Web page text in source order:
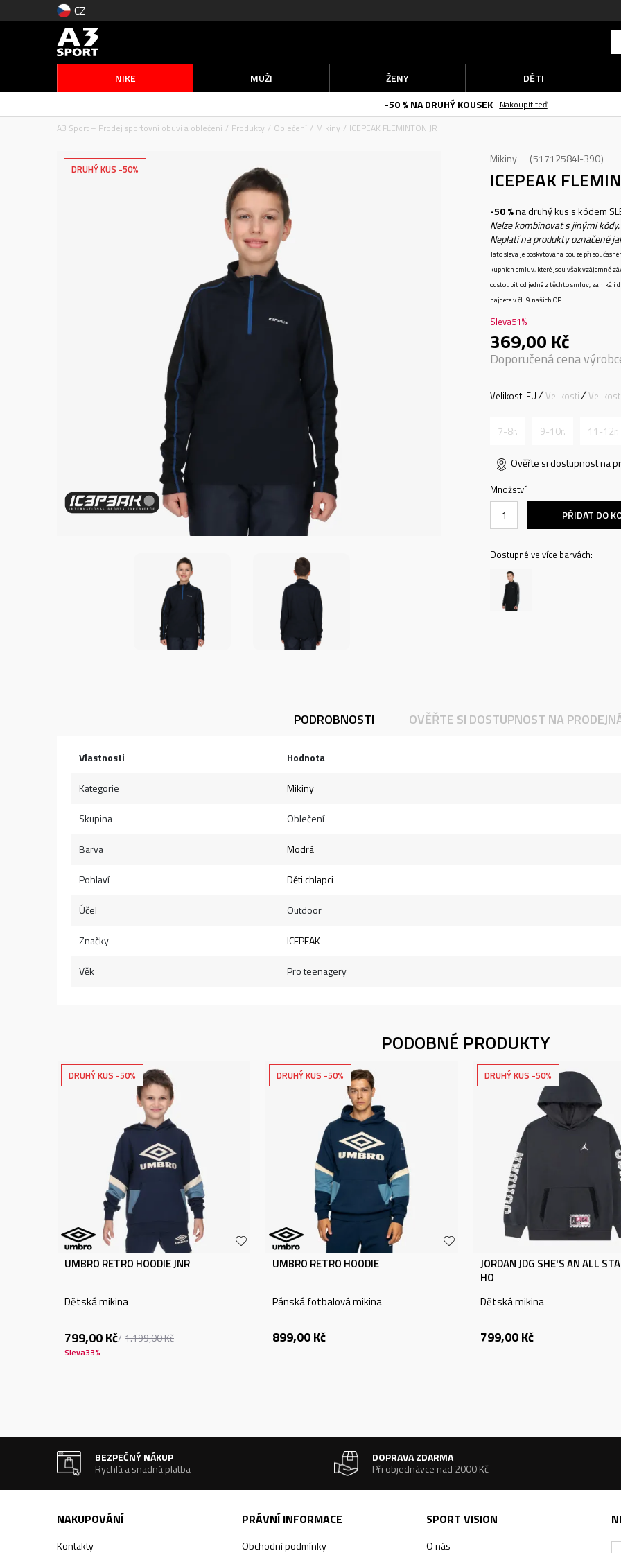
CZ
NIKE MUŽI ŽENY
DĚTI
-50 % NA DRUHÝ KOUSEK
Nakoupit teď
A3 Sport – Prodej sportovní obuvi a oblečení
Produkty Oblečení Mikiny ICEPEAK FLEMINTON JR
DRUHÝ KUS -50%
Mikiny 51712584I-390
ICEPEAK
-50 %na druhý kus s kódem
Nelze kombinovat s jinými kódy.
Neplatí na produkty označené
Tato sleva je poskytována pouze při
kupních smluv, které jsou však vzájemně
odstoupit od jedné z těchto smluv, zaniká i
najdete v čl. 9 našich OP.
Sleva51%
369,00 Kč
Doporučená cena
Velikosti EU Velikosti
7-8r. 9-10r. 11-12r.
Ověřte si dostupnost na
Množství:
PŘIDAT DO
Dostupné ve více barvách:
PODROBNOSTI OVĚŘTE SI DOSTUPNOST NA
Vlastnosti Hodnota
Kategorie Mikiny
Skupina Oblečení
Barva Modrá
Pohlaví Děti chlapci
Účel Outdoor
Značky ICEPEAK
Věk Pro teenagery
PODOBNÉ PRODUKTY
DRUHÝ KUS -50%
UMBRO RETRO HOODIE JNR
Dětská mikina
799,00Kč 1.199,00Kč
Sleva33%
DRUHÝ KUS -50%
UMBRO RETRO HOODIE
Pánská fotbalová mikina
899,00Kč
DRUHÝ KUS -50%
JORDAN JDG SHE'S AN ALL
HO
Dětská mikina
799,00Kč
BEZPEČNÝ NÁKUP
Rychlá a snadná platba
DOPRAVA ZDARMA
Při objednávce nad 2000 Kč
NAKUPOVÁNÍ
Kontakty
PRÁVNÍ INFORMACE
Obchodní podmínky
SPORT VISION
O nás